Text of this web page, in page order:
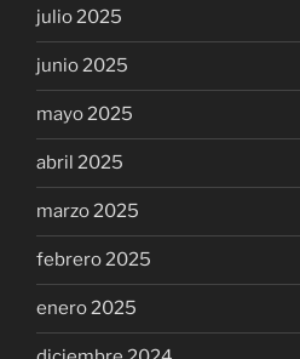
julio 2025
junio 2025
mayo 2025
abril 2025
marzo 2025
febrero 2025
enero 2025